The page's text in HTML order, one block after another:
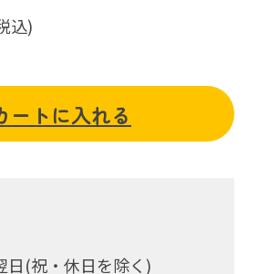
込)
ートに入れる
日(祝・休日を除く)